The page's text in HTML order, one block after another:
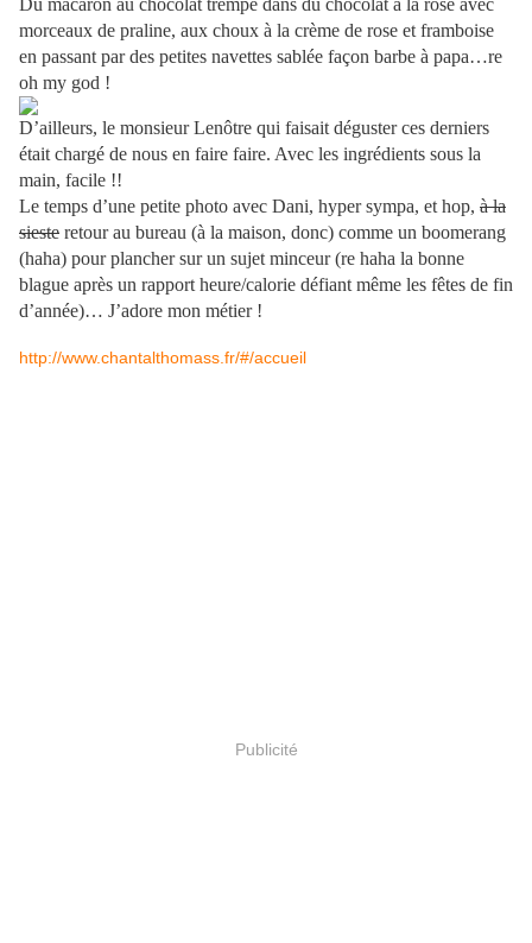
Du macaron au chocolat trempé dans du chocolat à la rose avec
morceaux de praline, aux choux à la crème de rose et framboise
en passant par des petites navettes sablée façon barbe à papa…re
oh my god !
D’ailleurs, le monsieur Lenôtre qui faisait déguster ces derniers
était chargé de nous en faire faire. Avec les ingrédients sous la
main, facile !!
Le temps d’une petite photo avec Dani, hyper sympa, et hop, à la
sieste retour au bureau (à la maison, donc) comme un boomerang
(haha) pour plancher sur un sujet minceur (re haha la bonne
blague après un rapport heure/calorie défiant même les fêtes de fin
d’année)… J’adore mon métier !
http://www.chantalthomass.fr/#/accueil
Publicité